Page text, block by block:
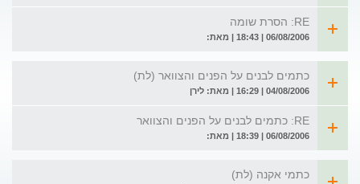
RE: הסרת שומה
06/08/2006 | 18:43 | מאת:
כתמים לבנים על הפנים והצוואר (לת)
04/08/2006 | 16:29 | מאת: לירן
RE: כתמים לבנים על הפנים והצוואר
06/08/2006 | 18:39 | מאת:
כתמי אקנה (לת)